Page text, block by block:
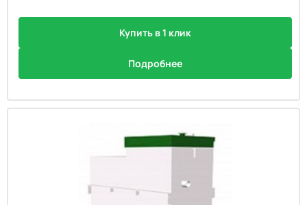
Купить в 1 клик
Подробнее